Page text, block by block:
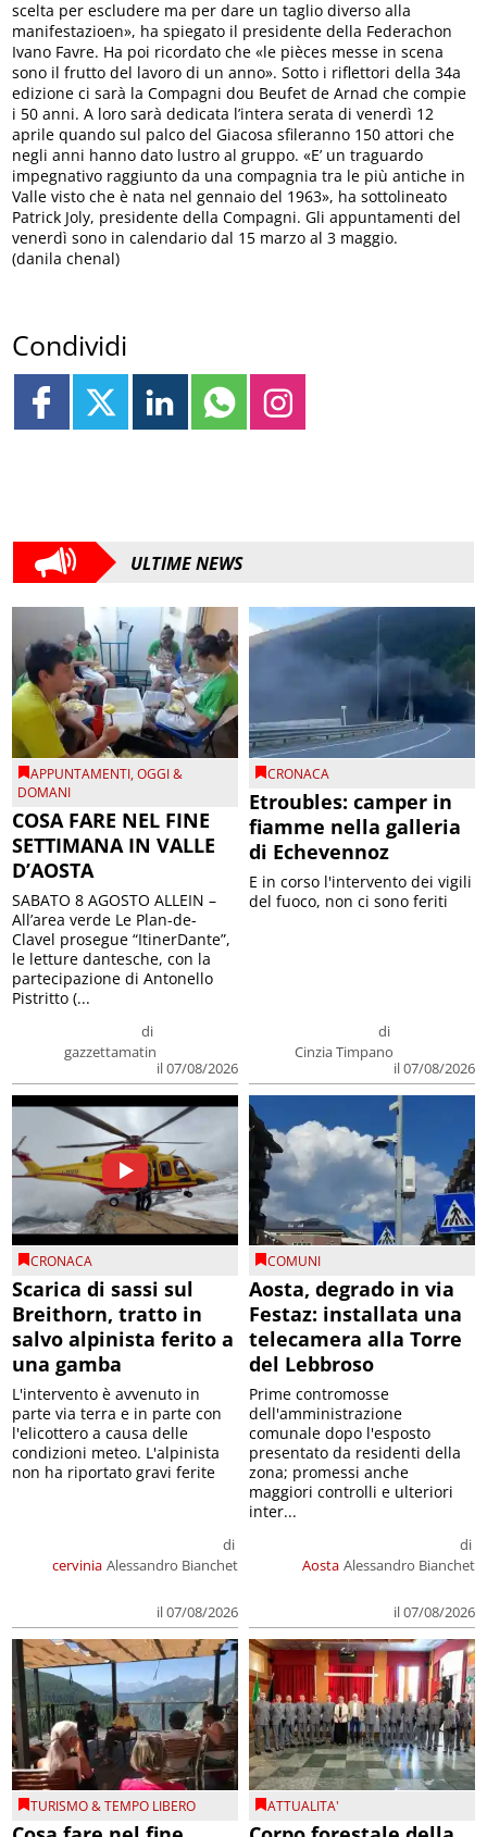
scelta per escludere ma per dare un taglio diverso alla
manifestazioen», ha spiegato il presidente della Federachon
Ivano Favre. Ha poi ricordato che «le pièces messe in scena
sono il frutto del lavoro di un anno». Sotto i riflettori della 34a
edizione ci sarà la Compagni dou Beufet de Arnad che compie
i 50 anni. A loro sarà dedicata l’intera serata di venerdì 12
aprile quando sul palco del Giacosa sfileranno 150 attori che
negli anni hanno dato lustro al gruppo. «E’ un traguardo
impegnativo raggiunto da una compagnia tra le più antiche in
Valle visto che è nata nel gennaio del 1963», ha sottolineato
Patrick Joly, presidente della Compagni. Gli appuntamenti del
venerdì sono in calendario dal 15 marzo al 3 maggio.
(danila chenal)
Condividi
ULTIME NEWS
APPUNTAMENTI,OGGI &
DOMANI
COSA FARE NEL FINE
SETTIMANA IN VALLE
D’AOSTA
di
gazzettamatin
il 07/08/2026
SABATO 8 AGOSTO ALLEIN –
All’area verde Le Plan-de-
Clavel prosegue “ItinerDante”,
le letture dantesche, con la
partecipazione di Antonello
Pistritto (...
CRONACA
Etroubles: camper in
fiamme nella galleria
di Echevennoz
di
Cinzia Timpano
il 07/08/2026
E in corso l'intervento dei vigili
del fuoco, non ci sono feriti
CRONACA
Scarica di sassi sul
Breithorn, tratto in
salvo alpinista ferito a
una gamba
cervinia
di
Alessandro Bianchet
il 07/08/2026
L'intervento è avvenuto in
parte via terra e in parte con
l'elicottero a causa delle
condizioni meteo. L'alpinista
non ha riportato gravi ferite
COMUNI
Aosta, degrado in via
Festaz: installata una
telecamera alla Torre
del Lebbroso
Aosta
di
Alessandro Bianchet
il 07/08/2026
Prime contromosse
dell'amministrazione
comunale dopo l'esposto
presentato da residenti della
zona; promessi anche
maggiori controlli e ulteriori
inter...
TURISMO & TEMPO LIBERO ATTUALITA'